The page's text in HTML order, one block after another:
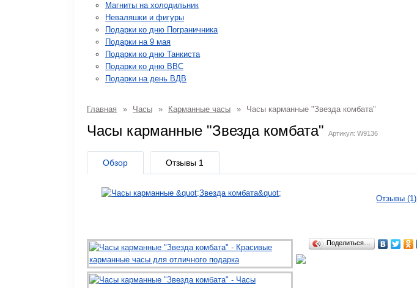
Магниты на холодильник
Неваляшки и фигуры
Подарки ко дню Пограничника
Подарки на 9 мая
Подарки ко дню Танкиста
Подарки ко дню ВВС
Подарки на день ВДВ
Главная » Часы » Карманные часы » Часы карманные "Звезда комбата"
Часы карманные "Звезда комбата" Артикул: W9136
Обзор Отзывы 1
Отзывы (1)
Поделиться…